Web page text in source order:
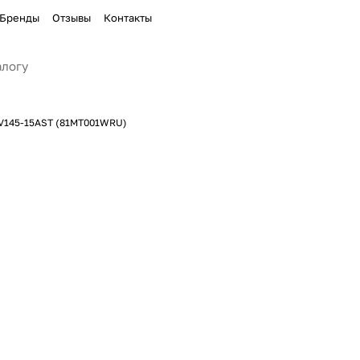
Бренды Отзывы Контакты
15AST (81MT001WRU)